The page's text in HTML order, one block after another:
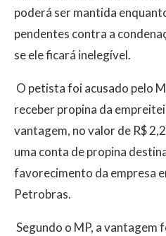
poderá ser mantida
pendentes contra a
se ele ficará inelegível.
O petista foi acusado pelo
receber propina da
vantagem, no valor de R$
uma conta de propina
favorecimento da empresa
Petrobras.
Segundo o MP, a vantagem